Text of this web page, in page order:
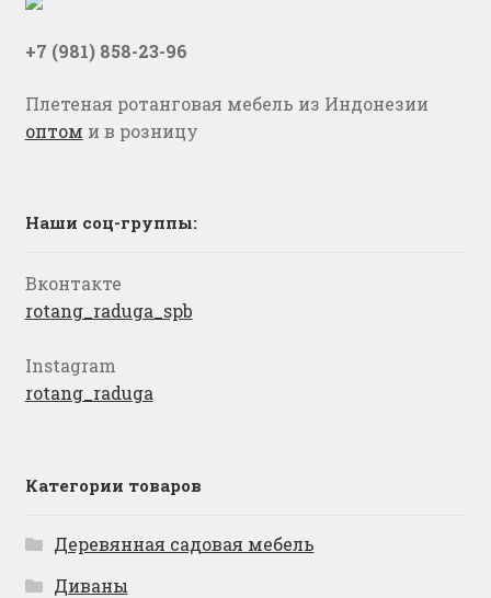
+7 (981) 858-23-96
Плетеная ротанговая мебель из Индонезии
оптом и в розницу
Наши соц-группы:
Вконтакте
rotang_raduga_spb
Instagram
rotang_raduga
Категории товаров
Деревянная садовая мебель
Диваны